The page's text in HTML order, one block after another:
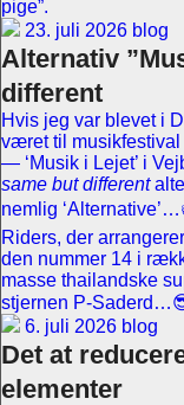
pige”.
23. juli 2026 blog
Alternativ
different
Hvis jeg var blevet i
været til musikfestival
— ‘Musik i Lejet’ i
same but different
nemlig
Riders, der
den nummer 14 i
masse thailandske
stjernen P-
6. juli 2026 blog
Det at
elementer